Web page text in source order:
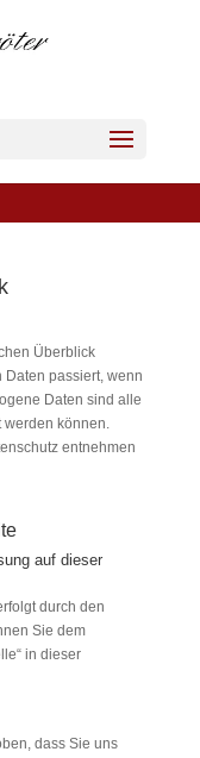
Überblick
passiert, wenn
Daten sind alle
werden können.
entnehmen
auf dieser
durch den
Sie dem
in dieser
dass Sie uns